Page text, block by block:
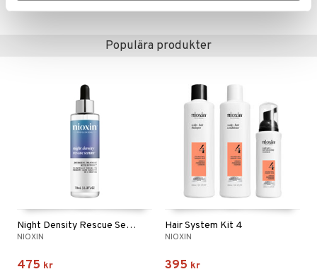
Populära produkter
Night Density Rescue Serum
NIOXIN
475 kr
Hair System Kit 4
NIOXIN
395 kr